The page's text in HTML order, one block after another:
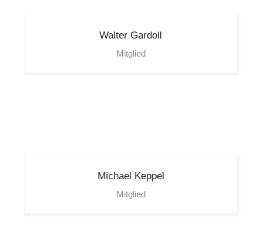
Walter Gardoll
Mitglied
Michael Keppel
Mitglied